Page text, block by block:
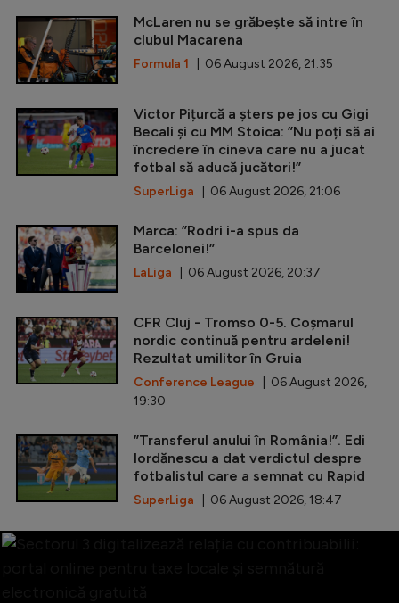
McLaren nu se grăbește să intre în
clubul Macarena
Formula 1 | 06 August 2026, 21:35
Victor Pițurcă a șters pe jos cu Gigi
Becali și cu MM Stoica: ”Nu poți să ai
încredere în cineva care nu a jucat
fotbal să aducă jucători!”
SuperLiga | 06 August 2026, 21:06
Marca: ”Rodri i-a spus da
Barcelonei!”
LaLiga | 06 August 2026, 20:37
CFR Cluj - Tromso 0-5. Coșmarul
nordic continuă pentru ardeleni!
Rezultat umilitor în Gruia
Conference League | 06 August 2026,
19:30
”Transferul anului în România!”. Edi
Iordănescu a dat verdictul despre
fotbalistul care a semnat cu Rapid
SuperLiga | 06 August 2026, 18:47